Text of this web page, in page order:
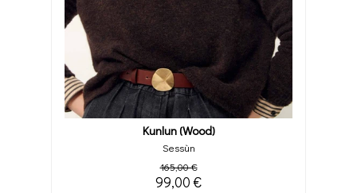
Kunlun (wood)
Sessùn
165,00 €
99,00 €